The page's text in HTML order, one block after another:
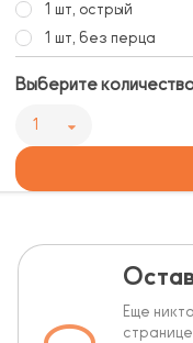
1 шт, острый
1 шт, без перца
Выберите
1
Еще